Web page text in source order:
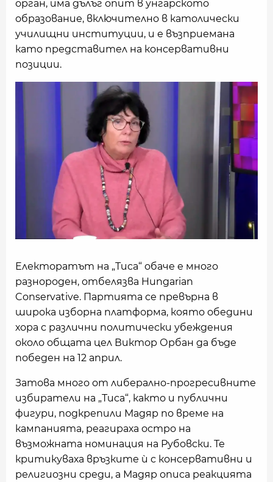
орган, има дълъг опит в унгарското
образование, включително в католически
училищни институции, и е възприемана
като представител на консервативни
позиции.
Електоратът на „Тиса“ обаче е много
разнороден, отбелязва Hungarian
Conservative. Партията се превърна в
широка изборна платформа, която обедини
хора с различни политически убеждения
около общата цел Виктор Орбан да бъде
победен на 12 април.
Затова много от либерално-прогресивните
избиратели на „Тиса“, както и публични
фигури, подкрепили Мадяр по време на
кампанията, реагираха остро на
възможната номинация на Рубовски. Те
критикуваха връзките ѝ с консервативни и
религиозни среди, а Мадяр описа реакцията